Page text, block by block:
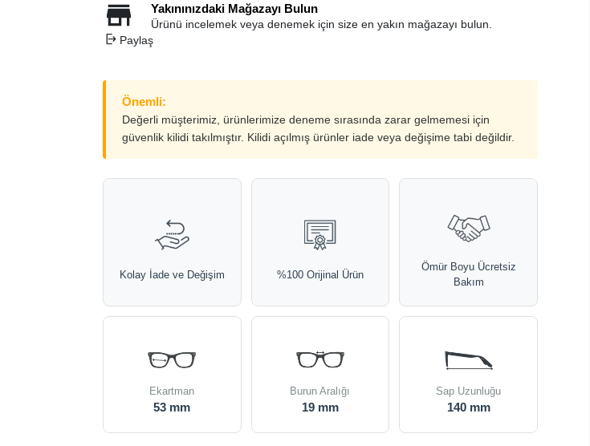
Yakınınızdaki Mağazayı Bulun
Ürünü incelemek veya denemek için size en yakın mağazayı bulun.
Paylaş
Önemli:
Değerli müşterimiz, ürünlerimize deneme sırasında zarar gelmemesi için
güvenlik kilidi takılmıştır. Kilidi açılmış ürünler iade veya değişime tabi değildir.
Kolay İade ve Değişim %100 Orijinal Ürün
Ömür Boyu Ücretsiz
Bakım
Ekartman
53 mm
Burun Aralığı
19 mm
Sap Uzunluğu
140 mm